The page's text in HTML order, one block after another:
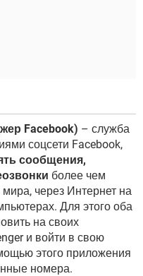
Facebook) – служба
соцсети Facebook,
сообщения,
более чем
через Интернет на
Для этого оба
на своих
и войти в свою
этого приложения
номера.